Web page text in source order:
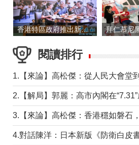
香港特區政府推出新一批銀色債券 每手1萬元保底息4.25厘
閱讀排行